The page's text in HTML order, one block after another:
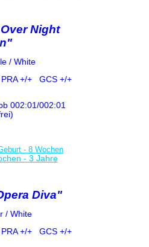
Night
/ White
PRA +/+ GCS +/+
002:01/002:01
- 8 Wochen
- 3 Jahre
Diva"
White
PRA +/+ GCS +/+